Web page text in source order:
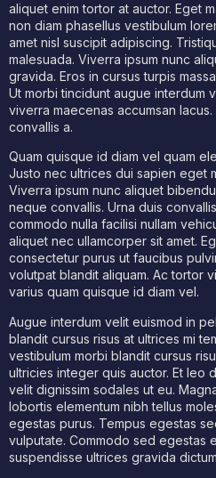
aliquet enim tortor at auctor. Eget
non diam phasellus vestibulum
amet nisl suscipit adipiscing.
malesuada. Viverra ipsum nunc
gravida. Eros in cursus turpis
Ut morbi tincidunt augue interdum
viverra maecenas accumsan
convallis a.
Quam quisque id diam vel quam
Justo nec ultrices dui sapien eget
Viverra ipsum nunc aliquet
neque convallis. Urna duis
commodo nulla facilisi nullam
aliquet nec ullamcorper sit amet.
consectetur purus ut faucibus
volutpat blandit aliquam. Ac tortor
varius quam quisque id diam vel.
Augue interdum velit euismod in
blandit cursus risus at ultrices mi
vestibulum morbi blandit cursus
ultricies integer quis auctor. Et leo
velit dignissim sodales ut eu.
lobortis elementum nibh tellus
egestas purus. Tempus egestas
vulputate. Commodo sed egestas
suspendisse ultrices gravida